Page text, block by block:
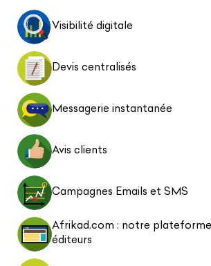
Visibilité digitale
Devis centralisés
Messagerie instantanée
Avis clients
Campagnes Emails et SMS
Afrikad.com : notre
éditeurs